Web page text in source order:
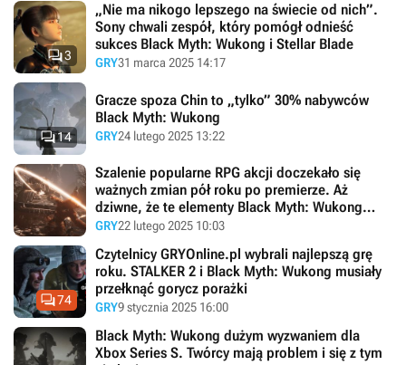
3
„Nie ma nikogo lepszego na świecie od nich”.
Sony chwali zespół, który pomógł odnieść
sukces Black Myth: Wukong i Stellar Blade
GRY31 marca 2025 14:17
14
Gracze spoza Chin to „tylko” 30% nabywców
Black Myth: Wukong
GRY24 lutego 2025 13:22
Szalenie popularne RPG akcji doczekało się
ważnych zmian pół roku po premierze. Aż
dziwne, że te elementy Black Myth: Wukong
naprawiono dopiero teraz
GRY22 lutego 2025 10:03
74
Czytelnicy GRYOnline.pl wybrali najlepszą grę
roku. STALKER 2 i Black Myth: Wukong musiały
przełknąć gorycz porażki
GRY9 stycznia 2025 16:00
Black Myth: Wukong dużym wyzwaniem dla
Xbox Series S. Twórcy mają problem i się z tym